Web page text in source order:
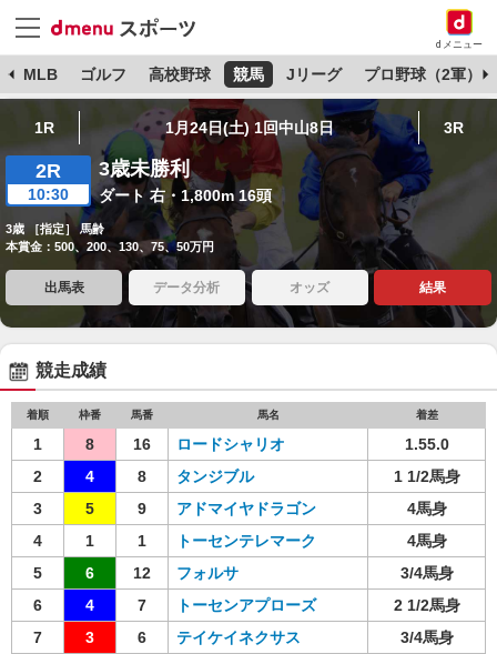
dメニュー
MLB ゴルフ 高校野球 競馬 Jリーグ プロ野球（2軍）
1R 1月24日(土) 1回中山8日 3R
2R
10:30
3歳未勝利
ダート 右・1,800m 16頭
3歳 ［指定］ 馬齢
本賞金：500、200、130、75、50万円
出馬表 データ分析 オッズ 結果
競走成績
着順 枠番 馬番 馬名 着差
1 8 16 ロードシャリオ
1.55.0
2
4 8 タンジブル
1 1/2馬身
3
5 9 アドマイヤドラゴン
4馬身
4
1 1 トーセンテレマーク
4馬身
5
6 12 フォルサ
3/4馬身
6
4 7 トーセンアプローズ
2 1/2馬身
7
3 6 テイケイネクサス
3/4馬身